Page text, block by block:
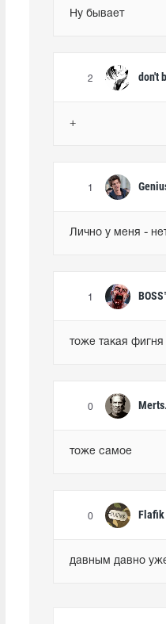
Ну бывает
2 don't
+
1
Лично у меня -
1
тоже такая фигня
0
тоже самое
0 Flafik
давным давно